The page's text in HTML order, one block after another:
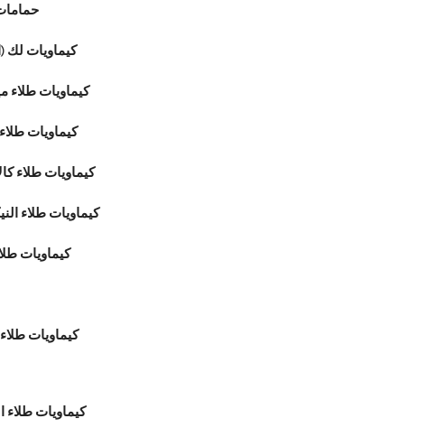
كيماويات لك
كيماويات طلاء
كيماويات طلاء
كيماويات طلاء
كيماويات طلاء
كيماويات
كيماويات
كيماويات طلاء